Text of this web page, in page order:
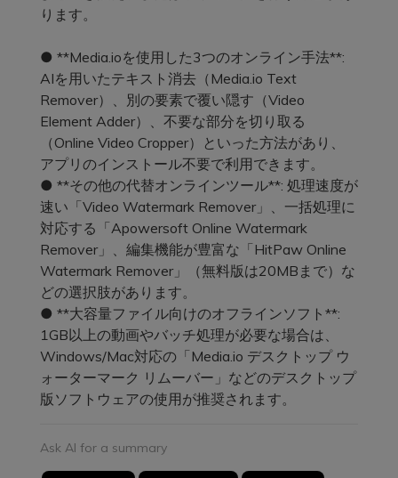
ります。
● **Media.ioを使用した3つのオンライン手法**:
AIを用いたテキスト消去（Media.io Text
Remover）、別の要素で覆い隠す（Video
Element Adder）、不要な部分を切り取る
（Online Video Cropper）といった方法があり、
アプリのインストール不要で利用できます。
● **その他の代替オンラインツール**: 処理速度が
速い「Video Watermark Remover」、一括処理に
対応する「Apowersoft Online Watermark
Remover」、編集機能が豊富な「HitPaw Online
Watermark Remover」（無料版は20MBまで）な
どの選択肢があります。
● **大容量ファイル向けのオフラインソフト**:
1GB以上の動画やバッチ処理が必要な場合は、
Windows/Mac対応の「Media.io デスクトップ ウ
ォーターマーク リムーバー」などのデスクトップ
版ソフトウェアの使用が推奨されます。
Ask AI for a summary